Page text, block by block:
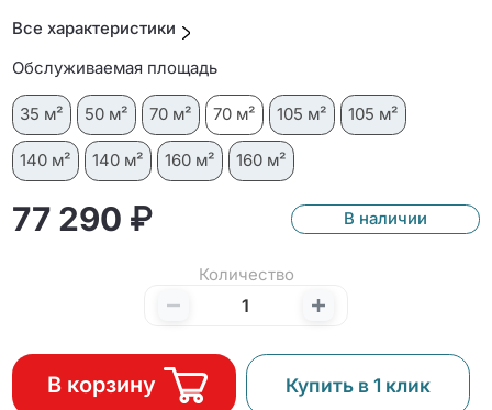
Все характеристики
Обслуживаемая площадь
35 м² 50 м² 70 м² 70 м² 105 м² 105 м²
140 м² 140 м² 160 м² 160 м²
77 290 ₽ В наличии
Количество
В корзину Купить в 1 клик